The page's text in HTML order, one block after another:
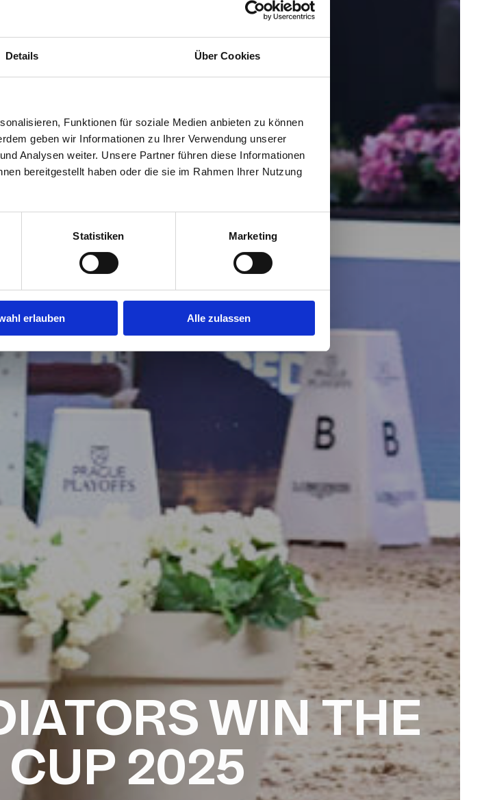
Details Über Cookies
Funktionen für soziale Medien anbieten zu können
geben wir Informationen zu Ihrer Verwendung unserer
Analysen weiter. Unsere Partner führen diese Informationen
bereitgestellt haben oder die sie im Rahmen Ihrer Nutzung
Statistiken Marketing
erlauben Alle zulassen
WIN THE
CUP 2025